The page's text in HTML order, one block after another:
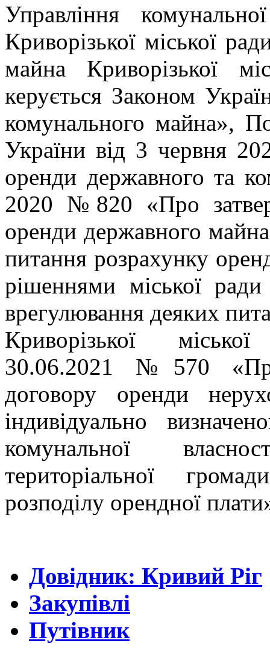
Управління
Криворізької міської
майна Криворізької
керується Законом
комунального майна»,
України від 3 червня
оренди державного та
2020 №820 «Про
оренди державного
питання розрахунку
рішеннями міської
врегулювання деяких
Криворізької
30.06.2021 №570
договору оренди
індивідуально
комунальної
територіальної
розподілу орендної
Довідник: Кривий Ріг
Закупівлі
Путівник